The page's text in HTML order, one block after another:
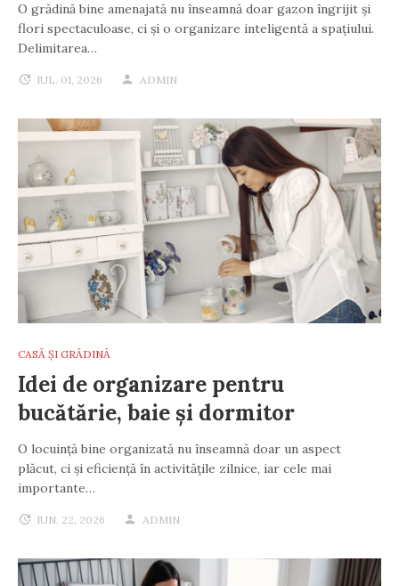
O grădină bine amenajată nu înseamnă doar gazon îngrijit și
flori spectaculoase, ci și o organizare inteligentă a spațiului.
Delimitarea…
IUL. 01, 2026 ADMIN
CASĂ ȘI GRĂDINĂ
Idei de organizare pentru
bucătărie, baie și dormitor
O locuință bine organizată nu înseamnă doar un aspect
plăcut, ci și eficiență în activitățile zilnice, iar cele mai
importante…
IUN. 22, 2026 ADMIN